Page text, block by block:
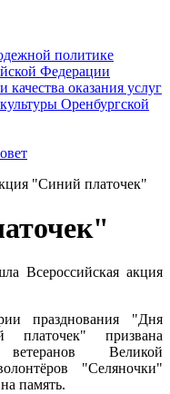
политике
Федерации
качества оказания услуг
Оренбургской
"Синий платочек"
Всероссийская акция
празднования "Дня
призвана
Великой
"Селяночки"
память.